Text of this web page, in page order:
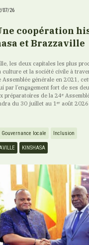
07/26
Une coopération
et Brazzaville
les deux capitales les plus
culture et la société civile à
générale en 2021,
par l’engagement fort de ses
préparatoires de la 24ᵉ
du 30 juillet au 1ᵉʳ août
Gouvernance locale Inclusion
KINSHASA